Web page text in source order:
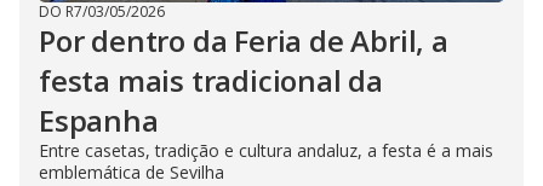
DO R7/03/05/2026
Por dentro da Feria de Abril, a
festa mais tradicional da
Espanha
Entre casetas, tradição e cultura andaluz, a festa é a mais
emblemática de Sevilha